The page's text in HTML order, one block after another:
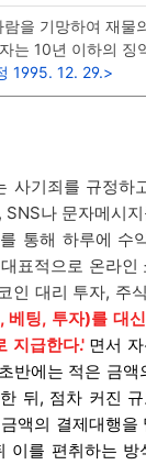
을 기망하여 재물
는 10년 이하의 징
1995. 12. 29.>
사기죄를 규정하
, SNS나 문자메시
통해 하루에 수
표적으로 온라인
인 대리 투자, 주
베팅, 투자)를 대
지급한다.' 면서
반에는 적은 금
뒤, 점차 커진
액의 결제대행을
이를 편취하는 방